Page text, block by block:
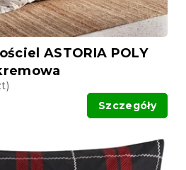
ASTORIA POLY
Szczegóły